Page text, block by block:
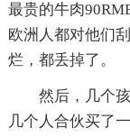
最贵的牛肉
欧洲人都对他们
烂，都丢掉了。
然后，几个
几个人合伙买了